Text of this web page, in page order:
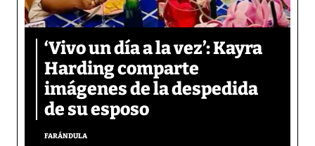
‘Vivo un día a la vez’: Kayra
Harding comparte
imágenes de la despedida
de su esposo
FARÁNDULA